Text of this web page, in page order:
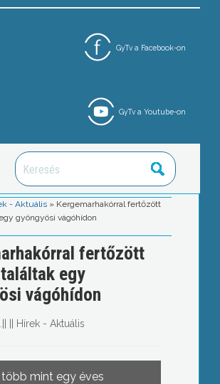
GyTv a Facebook-on
GyTv a Youtube-on
- Aktuális » Kergemarhakórral fertőzött
gyöngyösi vágóhídon
fertőzött
egy
vágóhídon
Hírek - Aktuális
több mint egy éves